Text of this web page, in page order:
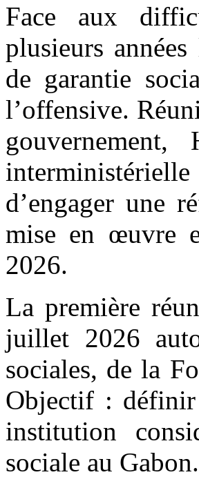
Face aux
plusieurs
de garantie
l’offensive.
d’engager une
mise en œuvre
2026.
La première
juillet 2026
sociales, de la
Objectif : définir
institution
sociale au Gabon.